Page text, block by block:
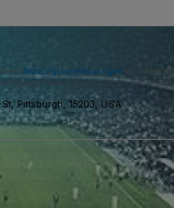
Nutzungsvereinbarungen zu und
von uns und können sich
Pittsburgh, 15203, USA